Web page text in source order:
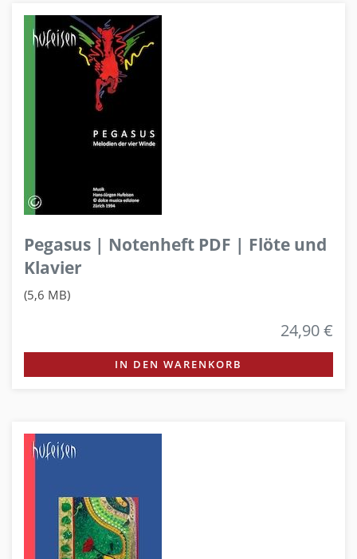
Pegasus | Notenheft PDF | Flöte und
Klavier
(5,6 MB)
24,90 €
IN DEN WARENKORB